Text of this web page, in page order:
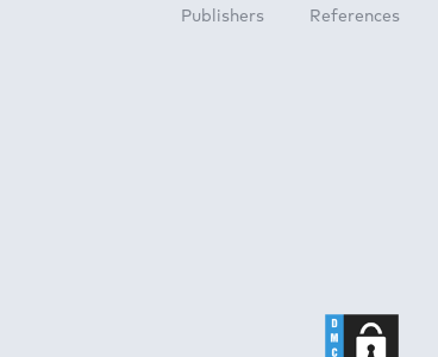
Publishers References